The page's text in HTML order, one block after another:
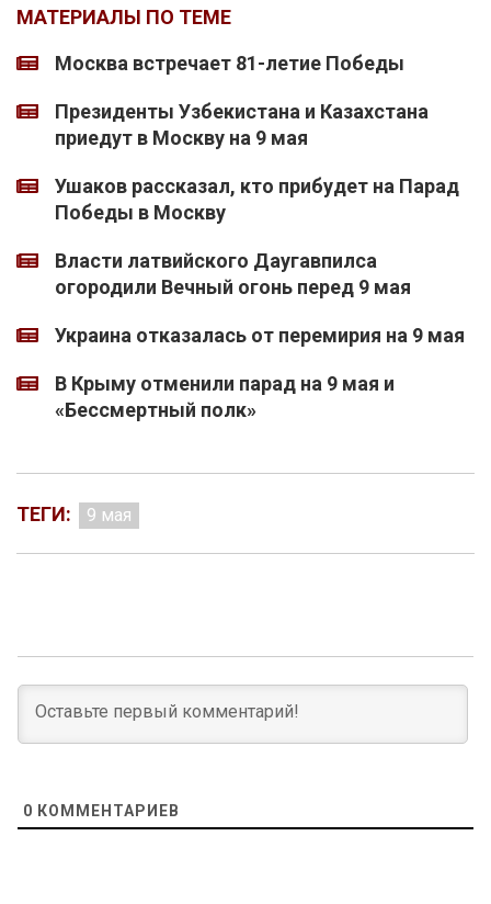
МАТЕРИАЛЫ ПО ТЕМЕ
Москва встречает 81-летие Победы
Президенты Узбекистана и Казахстана
приедут в Москву на 9 мая
Ушаков рассказал, кто прибудет на Парад
Победы в Москву
Власти латвийского Даугавпилса
огородили Вечный огонь перед 9 мая
Украина отказалась от перемирия на 9 мая
В Крыму отменили парад на 9 мая и
«Бессмертный полк»
ТЕГИ: 9 мая
0 КОММЕНТАРИЕВ